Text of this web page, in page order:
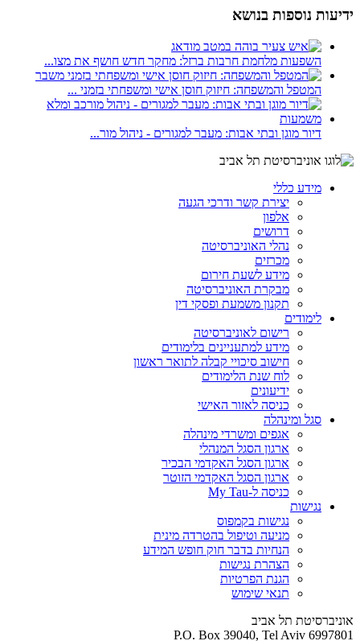
ידיעות נוספות בנושא
השפעות מלחמת חרבות ברזל: מחקר חדש חושף את מצו...
המטפל והמשפחה: חיזוק חוסן אישי ומשפחתי בזמני ...
דיור מוגן ובתי אבות: מעבר למגורים - ניהול מור...
מידע כללי
יצירת קשר ודרכי הגעה
אלפון
דרושים
נהלי האוניברסיטה
מכרזים
מידע לשעת חירום
מבקרת האוניברסיטה
תקנון משמעת ופסקי דין
לימודים
רישום לאוניברסיטה
מידע למתעניינים בלימודים
חישוב סיכויי קבלה לתואר ראשון
לוח שנת הלימודים
ידיעונים
כניסה לאזור האישי
סגל ומינהלה
אגפים ומשרדי מינהלה
ארגון הסגל המנהלי
ארגון הסגל האקדמי הבכיר
ארגון הסגל האקדמי הזוטר
כניסה ל-My Tau
נגישות
נגישות בקמפוס
מניעה וטיפול בהטרדה מינית
הנחיות בדבר חוק חופש המידע
הצהרת נגישות
הגנת הפרטיות
תנאי שימוש
אוניברסיטת תל אביב
P.O. Box 39040, Tel Aviv 6997801